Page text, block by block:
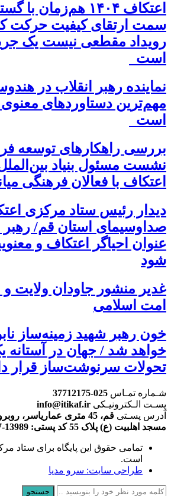
اعتکاف ۱۴۰۴
سمت ارتقای کیفیت حرکت
رویداد مقطعی نیست یک
است
نماینده رهبر انقلاب در
مهم‌ترین دستاوردهای
است
بررسی راهکارهای توسعه
نشست مسئول بنیاد
اعتکاف با فعالان فرهنگی
دیدار رئیس ستاد مرکزی
صداوسیمای استان قم/ رهبر
عنوان احیاگر اعتکاف و
شود
غدیر منشور جاودان ولایت
امت اسلامی
خون رهبر شهید زمینه‌ساز
خواهد شد / جهان در آستانه
تحولات سرنوشت‌ساز قرار
شـماره تمـاس 025-37712175
پسـت الـکترونیـکی info@itikaf.ir
آدرس پسـتی
قم، 45 متری عماریاسر،
مسجد اهلبیت (ع) پلاک 55 کد پستی: 13989-37157
تمامی حقوق این پایگاه برای ستاد
است.
طراحی سایت: سرو مدیا
جستجو